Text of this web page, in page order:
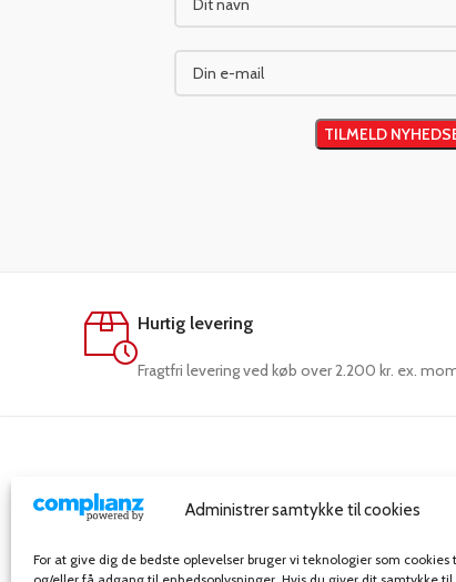
Administrer samtykke til cookies
For at give dig de bedste oplevelser bruger vi teknologier som
Hurtig levering
Fragtfri levering ved køb over 2.200 kr. ex.
FERCO-Danblok A/S